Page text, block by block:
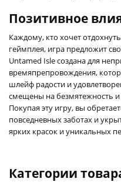
Позитивное
Каждому, кто хочет
геймплея, игра предложит
Untamed Isle создана для
времяпрепровождения,
шлейф радости и
смещены на безмятежность
Покупая эту игру, вы
повседневных заботах и
ярких красок и уникальных
Категории